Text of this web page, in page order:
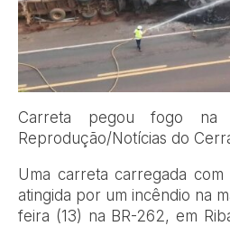
Carreta pegou fogo
Reprodução/Notícias do
Uma carreta carregada
atingida por um incêndio na
feira (13) na BR-262, em